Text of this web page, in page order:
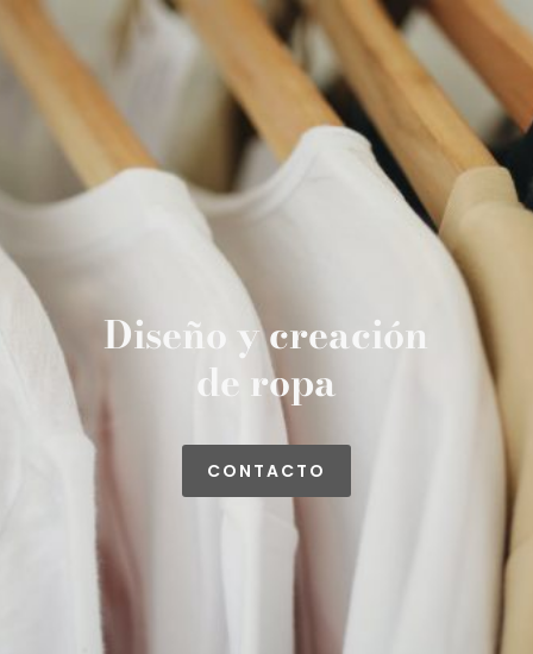
Diseño y creación
de ropa
CONTACTO